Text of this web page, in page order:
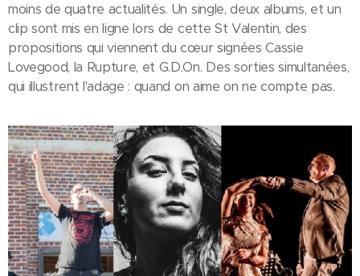
moins de quatre actualités. Un single, deux albums, et un
clip sont mis en ligne lors de cette St Valentin, des
propositions qui viennent du cœur signées Cassie
Lovegood, la Rupture, et G.D.On. Des sorties simultanées,
qui illustrent l'adage : quand on aime on ne compte pas.